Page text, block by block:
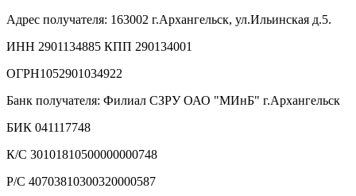
Адрес получателя: 163002 г.Архангельск, ул.Ильинская д.5.
ИНН 2901134885 КПП 290134001
ОГРН1052901034922
Банк получателя: Филиал СЗРУ ОАО "МИнБ" г.Архангельск
БИК 041117748
К/С 30101810500000000748
Р/С 40703810300320000587